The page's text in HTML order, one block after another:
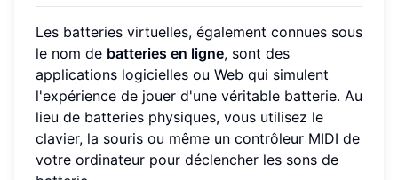
Les batteries virtuelles, également connues sous
le nom de batteries en ligne, sont des
applications logicielles ou Web qui simulent
l'expérience de jouer d'une véritable batterie. Au
lieu de batteries physiques, vous utilisez le
clavier, la souris ou même un contrôleur MIDI de
votre ordinateur pour déclencher les sons de